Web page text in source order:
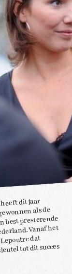
dit jaar
als de
best presterende
Vanaf het
dat
tot dit succes